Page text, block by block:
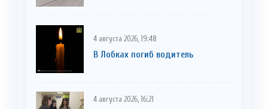
4 августа 2026, 19:48
В Лобках погиб водитель
4 августа 2026, 16:21